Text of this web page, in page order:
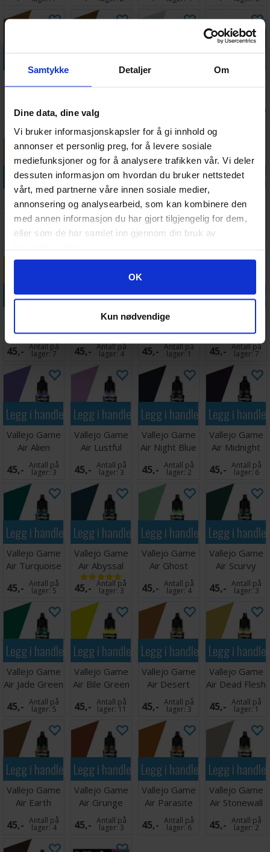
Samtykke Detaljer Om
Dine data, dine valg
Vi bruker informasjonskapsler for å gi innhold og
annonser et personlig preg, for å levere sosiale
mediefunksjoner og for å analysere trafikken vår. Vi deler
dessuten informasjon om hvordan du bruker nettstedet
vårt, med partnerne våre innen sosiale medier,
annonsering og analysearbeid, som kan kombinere den
med annen informasjon du har gjort tilgjengelig for dem,
eller som de har samlet inn gjennom din bruk av
Googles retningslinjer for personvern
OK
Kun nødvendige
45,- Antall på
lager:11 45,- Antall på
lager:
Legg i
Antall på
Legg i handlekurven
Vallejo Game
Air Rosy Flesh
45,- Antall på
lager: 2
Legg i handlekurven
Vallejo Game
Air Pale Flesh
45,- Antall på
lager:6
Legg i handlekurven
Vallejo Game
Air Toxic
Yellow
45,- Antall på
lager:6
Legg i
Vallejo Game
Air Elf Skin
Tone
45,-
Legg i handlekurven
Air Sun Yellow
45,- Antall på
lager:7
Legg i handlekurven
Vallejo Game
Yellow
45,- Antall på
lager:4
Legg i handlekurven
Vallejo Game
Red
45,- Antall på
lager:1
Legg i
Purple
45,- Antall på
lager:7
Legg i handlekurven
Vallejo Game
Air Alien
Purple
45,- Antall på
lager:3
Legg i handlekurven
Vallejo Game
Air Lustful
Purple
45,- Antall på
lager:3
Legg i handlekurven
Vallejo Game
Air Night Blue
45,- Antall på
lager:2
Legg i
Vallejo Game
Air Midnight
Purple
45,- Antall på
lager:6
Legg i handlekurven
Vallejo Game
Air Turquoise
45,- Antall på
lager:5
Legg i handlekurven
Vallejo Game
Air Abyssal
Turquoise
45,- Antall på
lager:3
Legg i handlekurven
Vallejo Game
Air Ghost
Green
45,- Antall på
lager:4
Legg i
Vallejo Game
Air Scurvy
Green
45,- Antall på
lager:3
Legg i handlekurven
Vallejo Game
Air Jade Green
45,- Antall på
lager:5
Legg i handlekurven
Vallejo Game
Air Bile Green
45,- Antall på
lager: 11
Legg i handlekurven
Vallejo Game
Air Desert
Yellow
45,- Antall på
lager:3
Legg i
Vallejo Game
Air Dead Flesh
45,- Antall på
lager:1
Legg i handlekurven
Vallejo Game
Air Earth
45,- Antall på
lager:4
Legg i handlekurven
Vallejo Game
Air Grunge
Brown
45,- Antall på
lager:3
Legg i handlekurven
Vallejo Game
Air Parasite
Brown
45,- Antall på
lager:6
Legg i
Vallejo Game
Air Stonewall
Grey
45,- Antall på
lager:2